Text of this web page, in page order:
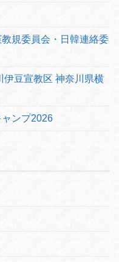
規委員会・日韓連絡委
豆宣教区 神奈川県横
ンプ2026